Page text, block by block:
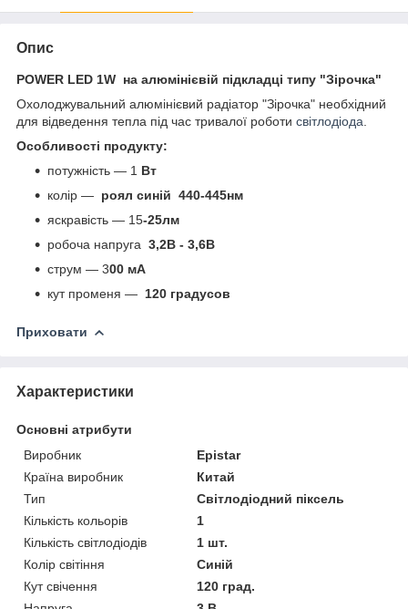
Опис
POWER LED 1W на алюмінієвій підкладці типу "Зірочка"
Охолоджувальний алюмінієвий радіатор "Зірочка" необхідний
для відведення тепла під час тривалої роботи світлодіода
Особливості продукту:
потужність — 1 Вт
колір — роял синій 440-445нм
яскравість — 15-25лм
робоча напруга 3,2В - 3,6В
струм — 300 мА
кут променя — 120 градусов
Приховати
Характеристики
Основні атрибути
Виробник
Epistar
Країна виробник
Китай
Тип
Світлодіодний піксель
Кількість кольорів
1
Кількість світлодіодів
1 шт.
Колір світіння
Синій
Кут свічення
120 град.